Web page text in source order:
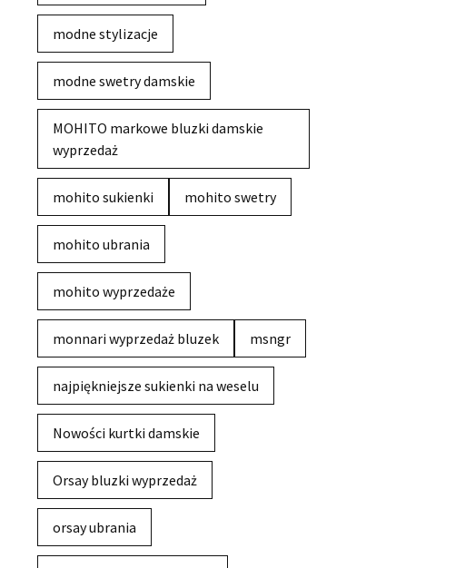
modne stylizacje
modne swetry damskie
MOHITO markowe bluzki damskie
wyprzedaż
mohito sukienki mohito swetry
mohito ubrania
mohito wyprzedaże
monnari wyprzedaż bluzek msngr
najpiękniejsze sukienki na weselu
Nowości kurtki damskie
Orsay bluzki wyprzedaż
orsay ubrania